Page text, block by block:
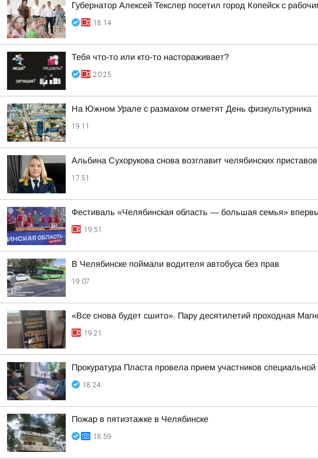
Губернатор Алексей Текслер посетил город Копейск с
18:14
Тебя что-то или кто-то настораживает?
20:25
На Южном Урале с размахом отметят День физкультурника
19:11
Альбина Сухорукова снова возглавит челябинских
17:51
Фестиваль «Челябинская область — большая семья»
19:51
В Челябинске поймали водителя автобуса без прав
19:07
«Все снова будет сшито». Пару десятилетий проходная
19:21
Прокуратура Пласта провела прием участников
18:24
Пожар в пятиэтажке в Челябинске
18:59